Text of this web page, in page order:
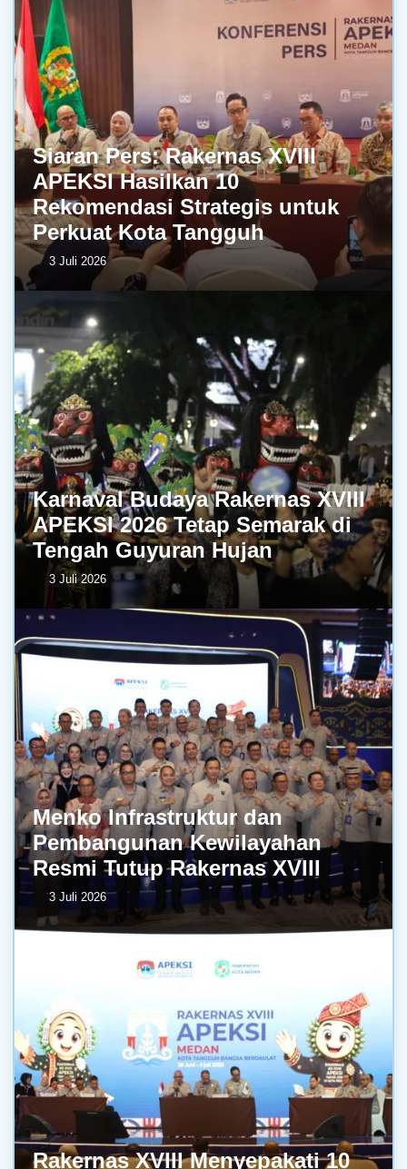
Siaran Pers: Rakernas XVIII
APEKSI Hasilkan 10
Rekomendasi Strategis untuk
Perkuat Kota Tangguh
3 Juli 2026
Karnaval Budaya Rakernas XVIII
APEKSI 2026 Tetap Semarak di
Tengah Guyuran Hujan
3 Juli 2026
Menko Infrastruktur dan
Pembangunan Kewilayahan
Resmi Tutup Rakernas XVIII
3 Juli 2026
Rakernas XVIII Menyepakati 10